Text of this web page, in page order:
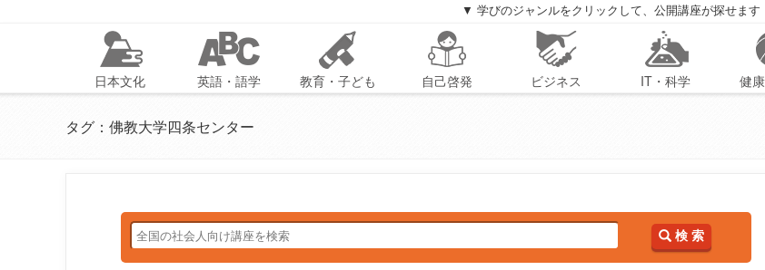
▼ 学びのジャンルをクリックして、公開講座が探せます
日本文化 英語・語学 教育・子ども 自己啓発 ビジネス IT・科学 健
タグ：佛教大学四条センター
検 索